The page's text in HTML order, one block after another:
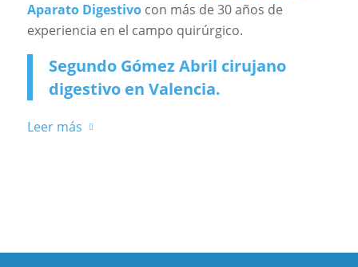
Aparato Digestivocon más de 30 años de
experiencia en el campo quirúrgico.
Segundo Gómez Abril cirujano
digestivo en Valencia.
Leer más